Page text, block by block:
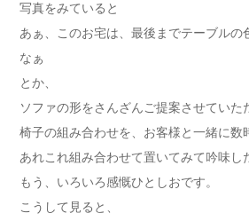
写真をみていると
あぁ、このお宅は、最後までテーブルの
なぁ
とか、
ソファの形をさんざんご提案させていた
椅子の組み合わせを、お客様と一緒に数
あれこれ組み合わせて置いてみて吟味し
もう、いろいろ感慨ひとしおです。
こうして見ると、